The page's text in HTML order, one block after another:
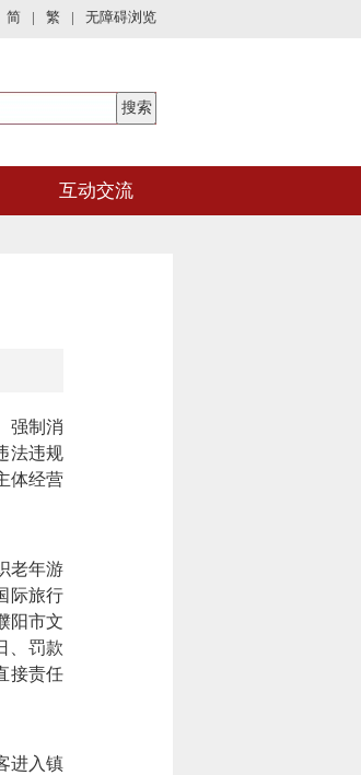
简 | 繁 | 无障碍浏览
互动交流
强制消
法违规
体经营
老年游
际旅行
阳市文
、罚款
接责任
进入镇